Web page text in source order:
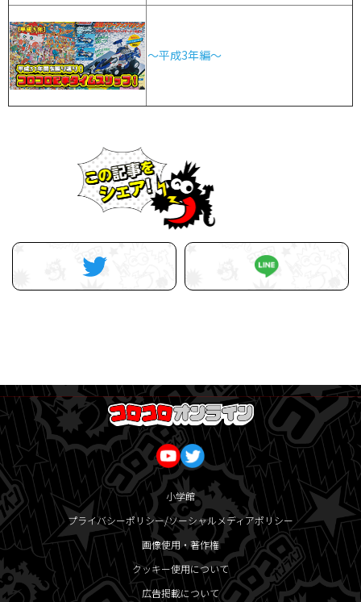
～平成3年編～
小学館
プライバシーポリシー/ソーシャルメディアポリシー
画像使用・著作権
クッキー使用について
広告掲載について